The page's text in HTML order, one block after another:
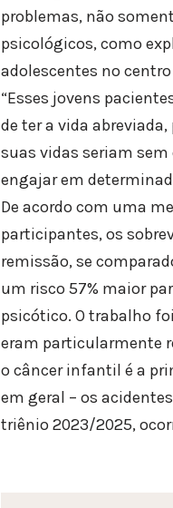
problemas, não
psicológicos, como
adolescentes no
“Esses jovens
de ter a vida
suas vidas seriam
engajar em
De acordo com uma
participantes, os
remissão, se
um risco 57% maior
psicótico. O trabalho
eram particularmente
o câncer infantil é a
em geral – os
triênio 2023/2025,